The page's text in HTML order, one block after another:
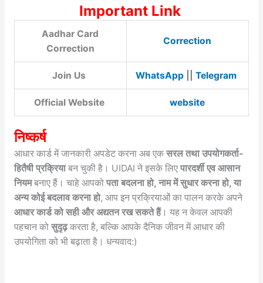
Important Link
Aadhar Card
Correction
Correction
Join Us WhatsApp ||Telegram
Official Website website
निष्कर्ष
आधार कार्ड में जानकारी अपडेट करना अब एक सरल तथा उपयोगकर्ता-
हितैषी प्रक्रियाबन चुकी है। UIDAI ने इसके लिए पारदर्शी एव आसान
नियमबनाए हैं। चाहे आपको पता बदलना हो, नाम में सुधार करना हो, या
अन्य कोई बदलाव करना हो, आप इन प्रक्रियाओं का पालन करके अपने
आधार कार्ड को सही और अद्यतन रख सकते हैं। यह न केवल आपकी
पहचान को सुदृढ़करता है, बल्कि आपके दैनिक जीवन में आधार की
उपयोगिता को भी बढ़ाता है। धन्यवाद:)